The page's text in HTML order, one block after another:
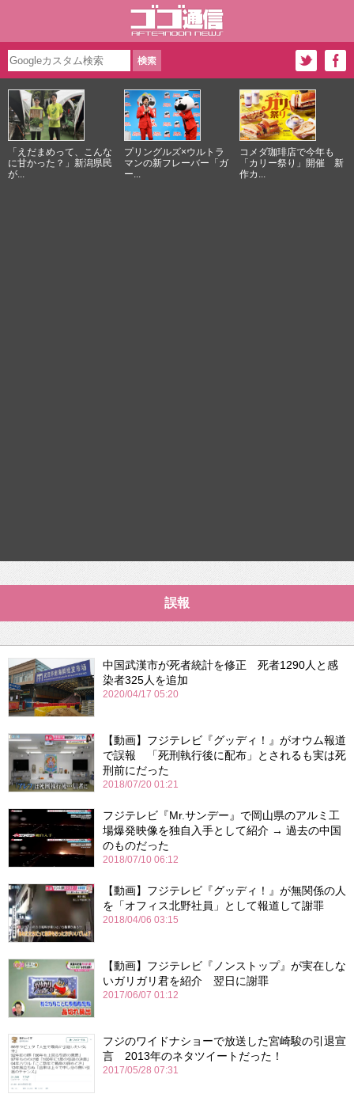
「えだまめって、こんな
に甘かった？」新潟県民
が...
プリングルズ×ウルトラ
マンの新フレーバー「ガ
ー...
コメダ珈琲店で今年も
「カリー祭り」開催 新
作カ...
誤報
中国武漢市が死者統計を修正 死者1290人と感
染者325人を追加
2020/04/17 05:20
【動画】フジテレビ『グッディ！』がオウム報道
で誤報 「死刑執行後に配布」とされるも実は死
刑前にだった
2018/07/20 01:21
フジテレビ『Mr.サンデー』で岡山県のアルミ工
場爆発映像を独自入手として紹介 → 過去の中国
のものだった
2018/07/10 06:12
【動画】フジテレビ『グッディ！』が無関係の人
を「オフィス北野社員」として報道して謝罪
2018/04/06 03:15
【動画】フジテレビ『ノンストップ』が実在しな
いガリガリ君を紹介 翌日に謝罪
2017/06/07 01:12
フジのワイドナショーで放送した宮崎駿の引退宣
言 2013年のネタツイートだった！
2017/05/28 07:31